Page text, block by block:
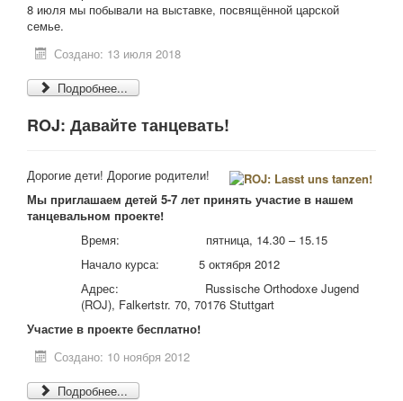
8 июля мы побывали на выставке, посвящённой царской
семье.
Создано: 13 июля 2018
Подробнее...
ROJ: Давайте танцевать!
Дорогие дети! Дорогие родители!
Мы приглашаем детей 5-7 лет принять участие в нашем
танцевальном проекте!
Время: пятница, 14.30 – 15.15
Начало курса: 5 октября 2012
Адрес: Russische Orthodoxe Jugend
(ROJ), Falkertstr. 70, 70176 Stuttgart
Участие в проекте бесплатно!
Создано: 10 ноября 2012
Подробнее...